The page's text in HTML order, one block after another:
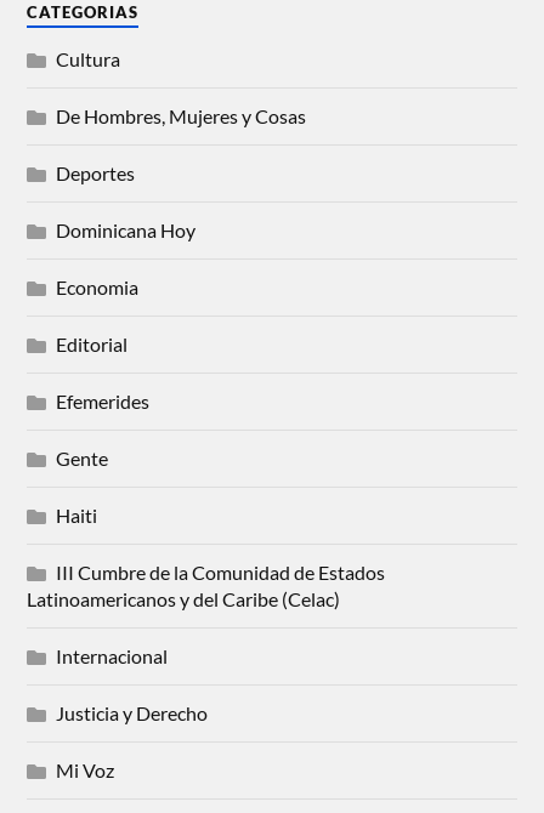
CATEGORIAS
Cultura
De Hombres, Mujeres y Cosas
Deportes
Dominicana Hoy
Economia
Editorial
Efemerides
Gente
Haiti
III Cumbre de la Comunidad de Estados
Latinoamericanos y del Caribe (Celac)
Internacional
Justicia y Derecho
Mi Voz